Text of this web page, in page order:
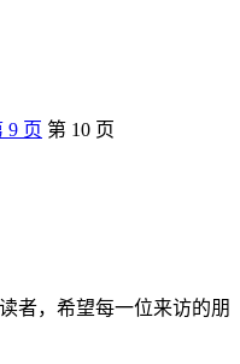
9 页 第 10 页
者，希望每一位来访的朋